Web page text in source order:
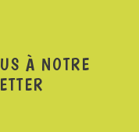
À NOTRE